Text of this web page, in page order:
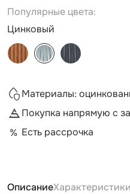
Популярные цвета:
Цинковый
Материалы:
Покупка напрямую с
Есть рассрочка
ОписаниеХарактеристики